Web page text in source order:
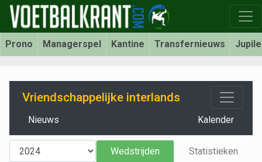
Prono Managerspel Kantine Transfernieuws
Vriendschappelijke interlands
Nieuws Kalender
Wedstrijden Statistieken